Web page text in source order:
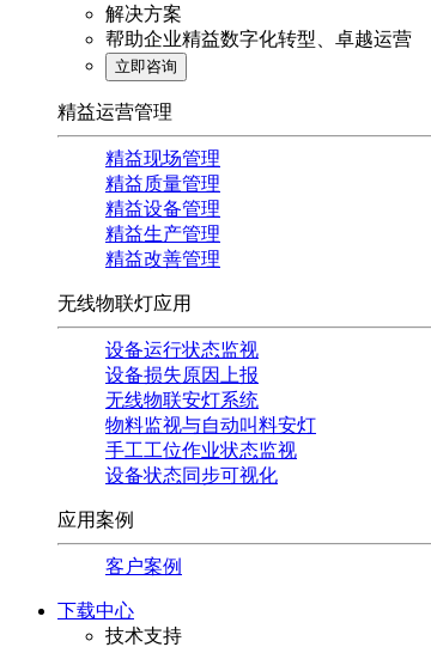
解决方案
帮助企业精益数字化转型、卓越运营
立即咨询
精益运营管理
精益现场管理
精益质量管理
精益设备管理
精益生产管理
精益改善管理
无线物联灯应用
设备运行状态监视
设备损失原因上报
无线物联安灯系统
物料监视与自动叫料安灯
手工工位作业状态监视
设备状态同步可视化
应用案例
客户案例
下载中心
技术支持